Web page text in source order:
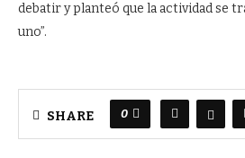
debatir y planteó que la actividad se
uno”.
SHARE 0